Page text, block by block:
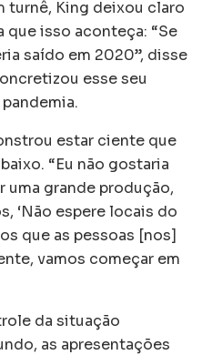
turnê, King deixou claro
que isso aconteça: “Se
saído em 2020”, disse
esse seu
estar ciente que
“Eu não gostaria
uma grande produção,
‘Não espere locais do
que as pessoas [nos]
vamos começar em
da situação
as apresentações